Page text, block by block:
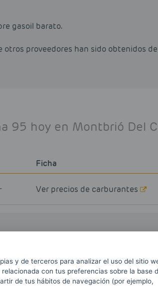
gasoil barato.
otros proveedores han sido obtenidos de
95 hoy en Montbrió Del
Ficha
Ver precios de carburantes
los vehículos no comerciales en
incentiva su uso, si bien es cierto que en
a las gasolinas respecto a los
y de terceros para analizar el uso del sitio
con tus preferencias sobre la base
de tus hábitos de navegación (por ejemplo,